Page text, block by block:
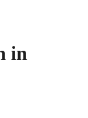
in